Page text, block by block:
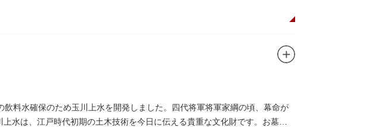
料水確保のため玉川上水を開発しました。四代将軍将軍家綱の頃、幕命が
水は、江戸時代初期の土木技術を今日に伝える貴重な文化財です。お墓は